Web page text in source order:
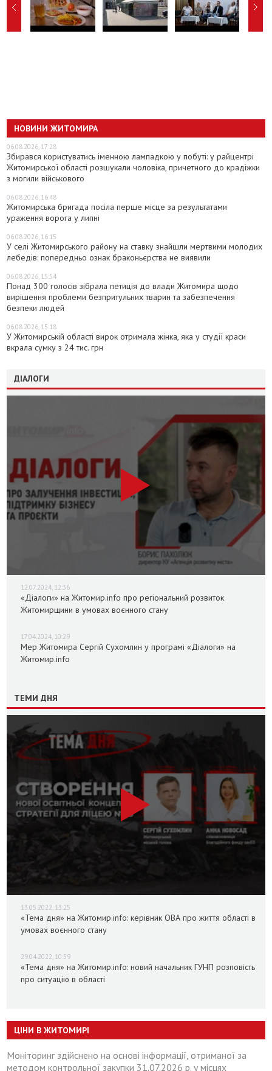
НОВИНИ ЖИТОМИРА
06.08.2026, 17:28
Збирався користуватись іменною лампадкою у побуті: у райцентрі
Житомирської області розшукали чоловіка, причетного до крадіжки
з могили військового
06.08.2026, 16:48
Житомирська бригада посіла перше місце за результатами
ураження ворога у липні
06.08.2026, 16:15
У селі Житомирського району на ставку знайшли мертвими молодих
лебедів: попередньо ознак браконьєрства не виявили
06.08.2026, 15:54
Понад 300 голосів зібрала петиція до влади Житомира щодо
вирішення проблеми безпритульних тварин та забезпечення
безпеки людей
06.08.2026, 15:18
У Житомирській області вирок отримала жінка, яка у студії краси
вкрала сумку з 24 тис. грн
ДІАЛОГИ
12.07.2024, 12:36
«Діалоги» на Житомир.info про регіональний розвиток
Житомирщини в умовах воєнного стану
17.04.2024, 10:29
Мер Житомира Сергій Сухомлин у програмі «Діалоги» на
Житомир.info
ТЕМИ ДНЯ
13.05.2022, 13:25
«Тема дня» на Житомир.info: керівник ОВА про життя області в
умовах воєнного стану
29.04.2022, 10:59
«Тема дня» на Житомир.info: новий начальник ГУНП розповість
про ситуацію в області
ЦІНИ В ЖИТОМИРІ
Моніторинг здійснено на основі інформації, отриманої за
методом контрольної закупки 31.07.2026 р. у місцях